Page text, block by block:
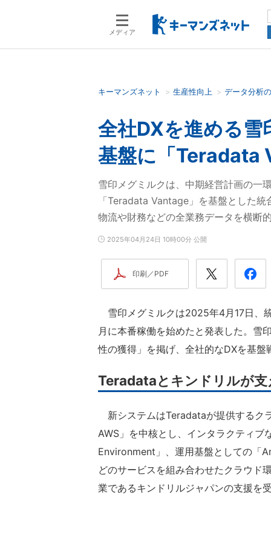
メディア
検索語を入力してください
キーマンズネット 生産性向上 データ分析
全社DXを進める
基盤に「Teradata
雪印メグミルクは、中期経営計画の一
「Teradata Vantage」を基盤とした
物流や財務などの全業務データを横断
2025年04月24日 10時00分 公開
印刷／PDF
雪印メグミルクは2025年4月17日、
月に本番稼働を始めたと発表した。雪
性の獲得」を掲げ、全社的なDXを基盤
Teradataとキンドリルが
新システムはTeradataが提供するク
AWS」を中核とし、インタラクティ
Environment」、運用基盤としての
どのサービスを組み合わせたクラウド
業であるキンドリルジャパンの支援を